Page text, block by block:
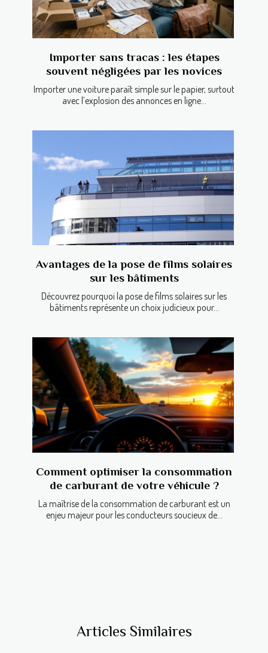
Importer sans tracas : les étapes
souvent négligées par les novices
Importer une voiture paraît simple sur le papier, surtout
avec l’explosion des annonces en ligne...
Avantages de la pose de films solaires
sur les bâtiments
Découvrez pourquoi la pose de films solaires sur les
bâtiments représente un choix judicieux pour...
Comment optimiser la consommation
de carburant de votre véhicule ?
La maîtrise de la consommation de carburant est un
enjeu majeur pour les conducteurs soucieux de...
Articles Similaires